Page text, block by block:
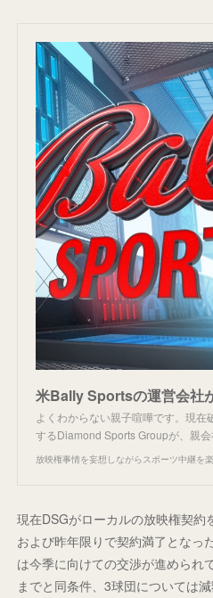
米Bally Sportsの運営会社
よくわからない親子喧嘩です。現
するDiamond Sports Groupが、親
放映権事情を妄想しながらスポーツ中継を
現在DSGがローカルの放映権契約
および昨年限りで契約満了となっ
は今季に向けての交渉が進められ
までと同条件、3球団については